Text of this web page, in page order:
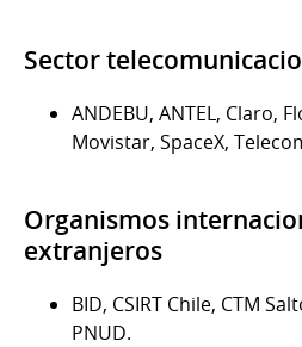
Sector
ANDEBU, ANTEL, Claro,
Movistar, SpaceX,
Organismos
extranjeros
BID, CSIRT Chile, CTM
PNUD.